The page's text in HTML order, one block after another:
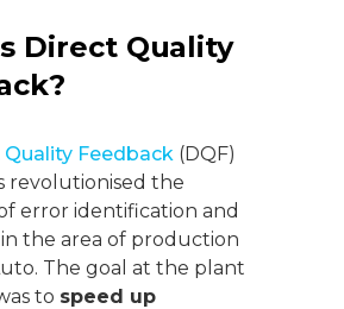
Direct Quality
Quality Feedback (DQF)
revolutionised the
error identification and
the area of production
The goal at the plant
to speed up